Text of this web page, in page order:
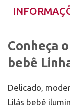
retirada, utilize
sistema (lixa
Conheça
bebê
Delicado,
Lilás bebê